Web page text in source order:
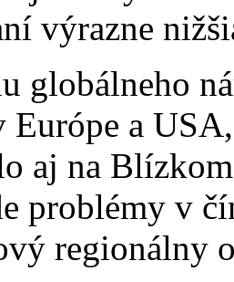
výrazne
globálneho
Európe a
aj na
problémy v
regionálny